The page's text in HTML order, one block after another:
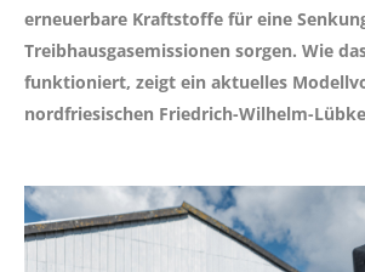
erneuerbare Kraftstoffe für eine
Treibhausgasemissionen sorgen. Wie
funktioniert, zeigt ein aktuelles
nordfriesischen Friedrich-Wilhelm-